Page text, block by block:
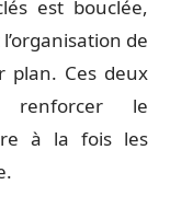
est bouclée,
de
plan. Ces deux
renforcer le
à la fois les